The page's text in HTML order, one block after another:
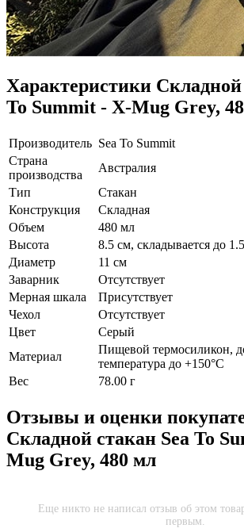
Характеристики Складной
To Summit - X-Mug Grey,
Производитель Sea To Summit
Страна
производства
Австралия
Тип
Стакан
Конструкция
Складная
Объем
480 мл
Высота
8.5 см, складывается до
Диаметр
11 см
Заварник
Отсутствует
Мерная шкала
Присутствует
Чехол
Отсутствует
Цвет
Серый
Материал
Пищевой термосиликон,
температура до +150°С
Вес
78.00 г
Отзывы и оценки
Складной стакан Sea To
Mug Grey, 480 мл
Еще никто не написал отзыв об этом
первым.